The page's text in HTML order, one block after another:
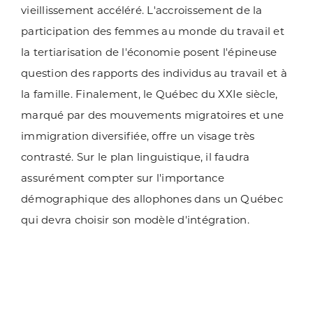
vieillissement accéléré. L'accroissement de la
participation des femmes au monde du travail et
la tertiarisation de l'économie posent l'épineuse
question des rapports des individus au travail et à
la famille. Finalement, le Québec du XXIe siècle,
marqué par des mouvements migratoires et une
immigration diversifiée, offre un visage très
contrasté. Sur le plan linguistique, il faudra
assurément compter sur l'importance
démographique des allophones dans un Québec
qui devra choisir son modèle d'intégration.